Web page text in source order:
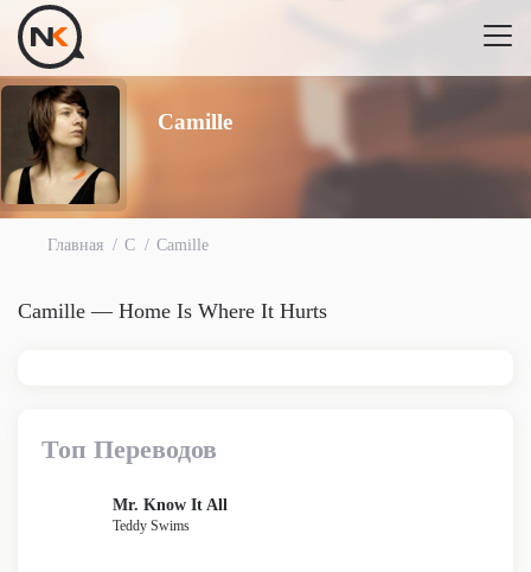
Camille
Главная C Camille
Camille — Home Is Where It Hurts
Топ Переводов
Mr. Know It All
Teddy Swims